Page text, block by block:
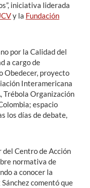
iniciativa liderada
y la Fundación
por la Calidad del
a cargo de
Obedecer, proyecto
Interamericana
Trébola Organización
espacio
los días de debate,
del Centro de Acción
normativa de
a conocer la
comentó que